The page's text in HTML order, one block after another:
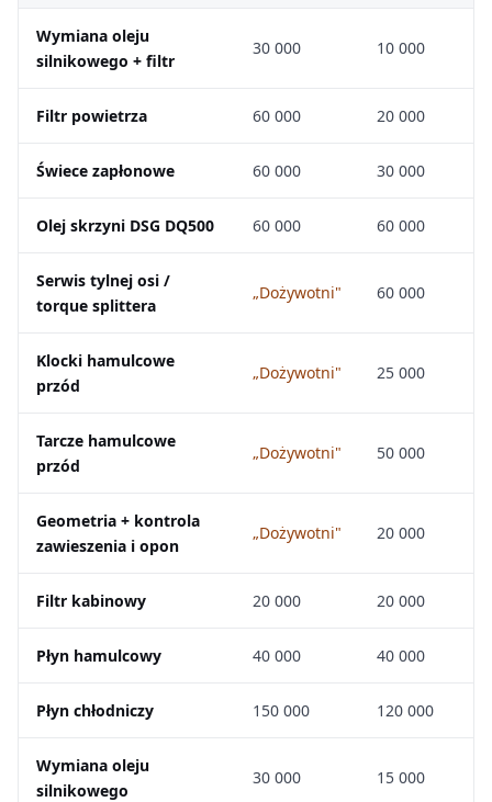
Wymiana oleju
silnikowego + filtr
30 000 10 000
Filtr powietrza 60 000 20 000
Świece zapłonowe 60 000 30 000
Olej skrzyni DSG DQ500 60 000 60 000
Serwis tylnej osi /
torque splittera
„Dożywotni" 60 000
Klocki hamulcowe
przód
„Dożywotni" 25 000
Tarcze hamulcowe
przód
„Dożywotni" 50 000
Geometria + kontrola
zawieszenia i opon
„Dożywotni" 20 000
Filtr kabinowy 20 000 20 000
Płyn hamulcowy 40 000 40 000
Płyn chłodniczy 150 000 120 000
Wymiana oleju
silnikowego
30 000 15 000